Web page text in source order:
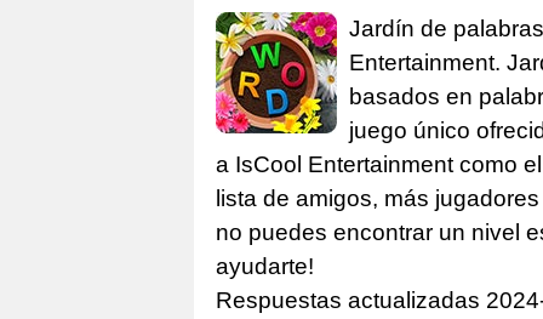
Jardín de
Entertainment.
basados en
juego único
a IsCool Entertainment como
lista de amigos, más
no puedes encontrar un nivel
ayudarte!
Respuestas actualizadas